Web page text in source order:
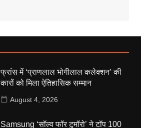
फ्रांस में ‘प्राणलाल भोगीलाल कलेक्शन’ की
कारों को मिला ऐतिहासिक सम्मान
August 4, 2026
Samsung ‘सॉल्व फॉर टुमॉरो’ ने टॉप 100